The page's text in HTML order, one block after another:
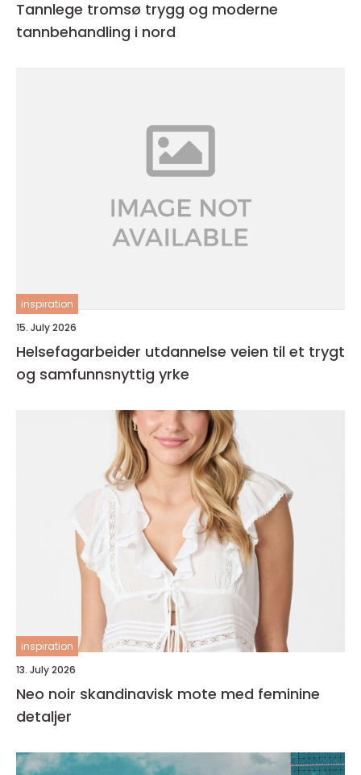
Tannlege tromsø trygg og moderne
tannbehandling i nord
inspiration
15. July 2026
Helsefagarbeider utdannelse veien til et trygt
og samfunnsnyttig yrke
inspiration
13. July 2026
Neo noir skandinavisk mote med feminine
detaljer